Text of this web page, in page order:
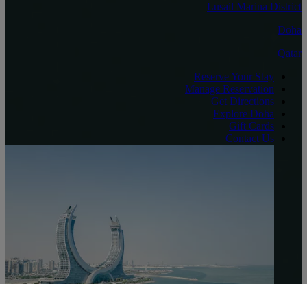
Lusail Marina District
Doha
Qatar
Reserve Your Stay
Manage Reservation
Get Directions
Explore Doha
Gift Cards
Contact Us